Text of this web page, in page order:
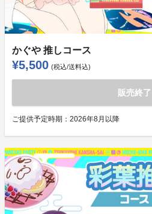
かぐや 推しコース
¥5,500 (税込/送料込)
販売終了
ご提供予定時期： 2026年8月以降